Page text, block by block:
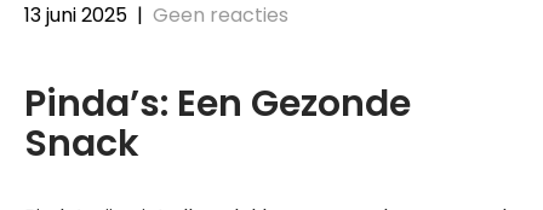
13 juni 2025 | Geen reacties
Pinda’s: Een Gezonde
Snack